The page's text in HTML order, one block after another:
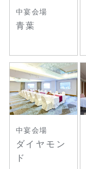
中宴会場
青葉
中宴会場
ダイヤモン
ド